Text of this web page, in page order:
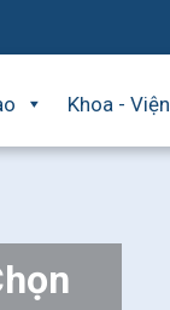
Khoa - Viện